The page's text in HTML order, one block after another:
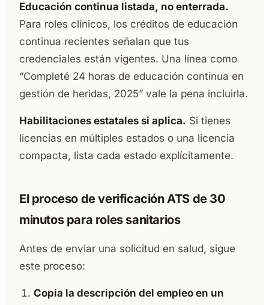
Educación continua listada, no enterrada.
Para roles clínicos, los créditos de educación
continua recientes señalan que tus
credenciales están vigentes. Una línea como
“Completé 24 horas de educación continua en
gestión de heridas, 2025” vale la pena incluirla.
Habilitaciones estatales si aplica. Si tienes
licencias en múltiples estados o una licencia
compacta, lista cada estado explícitamente.
El proceso de verificación ATS de 30
minutos para roles sanitarios
Antes de enviar una solicitud en salud, sigue
este proceso:
Copia la descripción del empleo en un